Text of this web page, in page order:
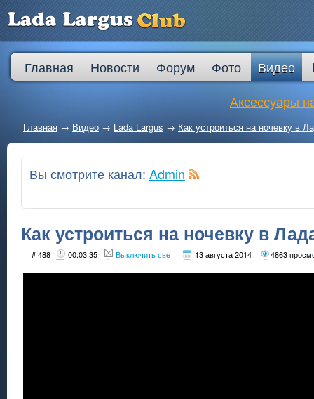
Главная Новости Форум Фото Видео
Аксессуары
Главная → Видео → Lada Largus → Как устроиться на ночевку в
Вы смотрите канал: Admin
Как устроиться на ночевку в
# 488 00:03:35 Выключить свет 13 августа 2014 4863